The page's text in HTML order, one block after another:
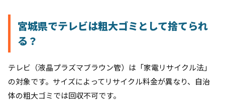
宮城県でテレビは粗大ゴミとして捨てられ
る？
テレビ（液晶プラズマブラウン管）は「家電リサイクル法」
の対象です。サイズによってリサイクル料金が異なり、自治
体の粗大ゴミでは回収不可です。